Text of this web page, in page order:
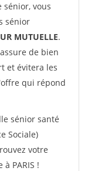
vous
sénior
MUTUELLE.
de bien
et évitera les
qui répond
sénior santé
Sociale)
votre
PARIS !